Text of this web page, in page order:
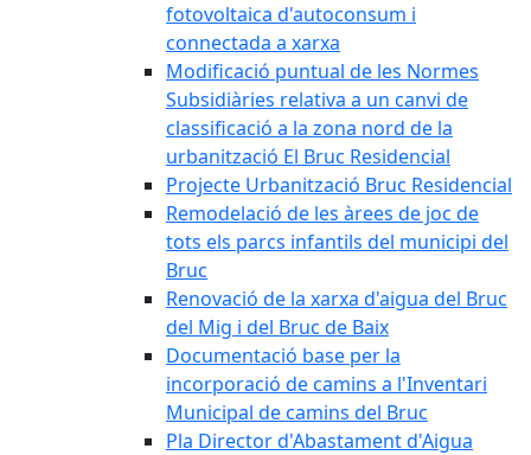
fotovoltaica d'autoconsum i
connectada a xarxa
Modificació puntual de les Normes
Subsidiàries relativa a un canvi de
classificació a la zona nord de la
urbanització El Bruc Residencial
Projecte Urbanització Bruc Residencial
Remodelació de les àrees de joc de
tots els parcs infantils del municipi del
Bruc
Renovació de la xarxa d'aigua del Bruc
del Mig i del Bruc de Baix
Documentació base per la
incorporació de camins a l'Inventari
Municipal de camins del Bruc
Pla Director d'Abastament d'Aigua